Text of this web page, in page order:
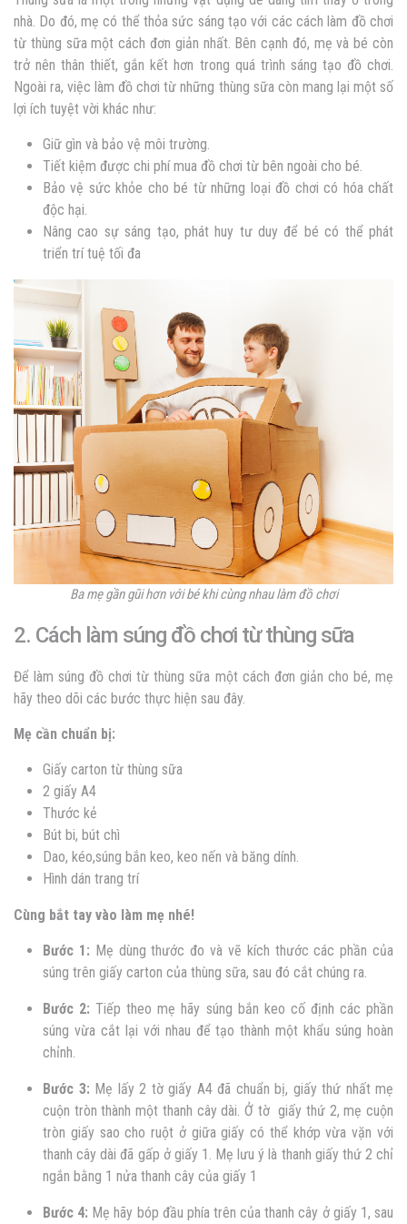
nhà. Do đó, mẹ có thể thỏa sức sáng tạo với các cách làm đồ chơi
từ thùng sữa một cách đơn giản nhất. Bên cạnh đó, mẹ và bé còn
trở nên thân thiết, gắn kết hơn trong quá trình sáng tạo đồ chơi.
Ngoài ra, việc làm đồ chơi từ những thùng sữa còn mang lại một số
lợi ích tuyệt vời khác như:
Giữ gìn và bảo vệ môi trường.
Tiết kiệm được chi phí mua đồ chơi từ bên ngoài cho bé.
Bảo vệ sức khỏe cho bé từ những loại đồ chơi có hóa chất
độc hại.
Nâng cao sự sáng tạo, phát huy tư duy để bé có thể phát
triển trí tuệ tối đa
Ba mẹ gần gũi hơn với bé khi cùng nhau làm đồ chơi
2. Cách làm súng đồ chơi từ thùng sữa
Để làm súng đồ chơi từ thùng sữa một cách đơn giản cho bé, mẹ
hãy theo dõi các bước thực hiện sau đây.
Mẹ cần chuẩn bị:
Giấy carton từ thùng sữa
2 giấy A4
Thước kẻ
Bút bi, bút chì
Dao, kéo,súng bắn keo, keo nến và băng dính.
Hình dán trang trí
Cùng bắt tay vào làm mẹ nhé!
Bước 1: Mẹ dùng thước đo và vẽ kích thước các phần của
súng trên giấy carton của thùng sữa, sau đó cắt chúng ra.
Bước 2: Tiếp theo mẹ hãy súng bắn keo cố định các phần
súng vừa cắt lại với nhau để tạo thành một khẩu súng hoàn
chỉnh.
Bước 3: Mẹ lấy 2 tờ giấy A4 đã chuẩn bị, giấy thứ nhất mẹ
cuộn tròn thành một thanh cây dài. Ở tờ giấy thứ 2, mẹ cuộn
tròn giấy sao cho ruột ở giữa giấy có thể khớp vừa vặn với
thanh cây dài đã gấp ở giấy 1. Mẹ lưu ý là thanh giấy thứ 2 chỉ
ngắn bằng 1 nửa thanh cây của giấy 1
Bước 4: Mẹ hãy bóp đầu phía trên của thanh cây ở giấy 1, sau